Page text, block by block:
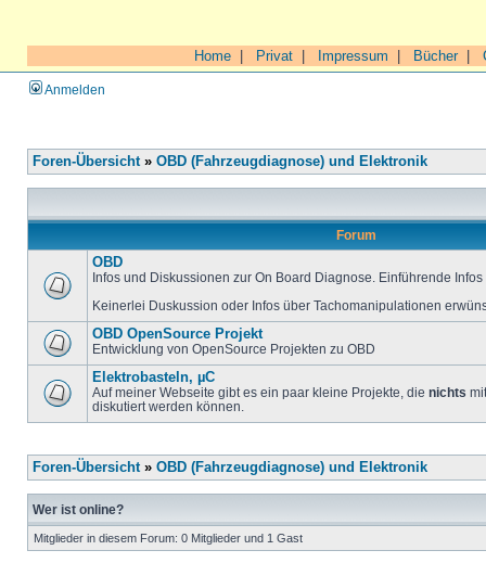
Home Privat Impressum Bücher|
Anmelden
Foren-Übersicht» OBD (Fahrzeugdiagnose) und Elektronik
Forum
OBD
Infos und Diskussionen zur On Board Diagnose. Einführende
Keinerlei Duskussion oder Infos über Tachomanipulationen
OBD OpenSource Projekt
Entwicklung von OpenSource Projekten zu OBD
Elektrobasteln, µC
Auf meiner Webseite gibt es ein paar kleine Projekte, die nichts
diskutiert werden können.
Foren-Übersicht» OBD (Fahrzeugdiagnose) und Elektronik
Wer ist online?
Mitglieder in diesem Forum: 0 Mitglieder und 1 Gast